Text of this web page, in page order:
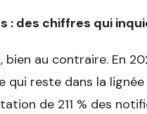
: des chiffres qui
au contraire. En
qui reste dans la
de 211 % des